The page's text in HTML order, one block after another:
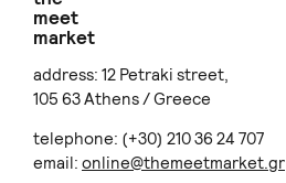
meet
market
address: 12 Petraki street,
105 63 Athens / Greece
telephone: (+30) 210 36 24 707
email: online@themeetmarket.gr